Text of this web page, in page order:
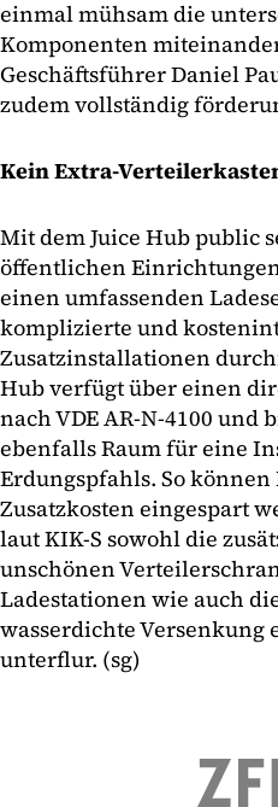
einmal mühsam die
Komponenten
Geschäftsführer Daniel
zudem vollständig
Kein Extra-
Mit dem Juice Hub public
öffentlichen
einen umfassenden
komplizierte und
Zusatzinstallationen
Hub verfügt über einen
nach VDE AR-N-4100 und
ebenfalls Raum für eine
Erdungspfahls. So
Zusatzkosten eingespart
laut KIK-S sowohl die
unschönen
Ladestationen wie auch
wasserdichte Versenkung
unterflur. (sg)